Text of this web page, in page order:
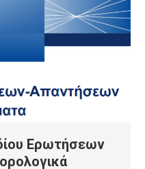
Ερωτήσεων